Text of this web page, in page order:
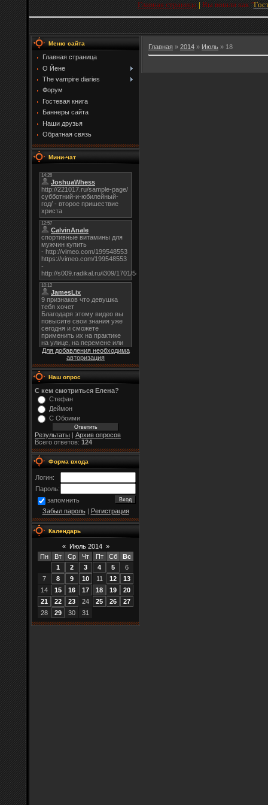
Главная страница | Вы вошли как "
Меню сайта
Главная страница
О Йене
The vampire diaries
Форум
Гостевая книга
Баннеры сайта
Наши друзья
Обратная связь
Мини-чат
Для добавления необходима
авторизация
Наш опрос
С кем смотриться Елена?
Стефан
Деймон
С Обоими
Результаты
Архив опросов
Всего ответов: 124
Форма входа
Логин:
Пароль:
запомнить
Забыл пароль| Регистрация
Календарь
« Июль 2014 »
Пн
Вт Ср Чт Пт Сб
Вс
1
2 3 4 5
6
7
8 9 10 11 12
13
14
15 16 17 18 19
20
21
22 23 24 25 26
27
28
29 30 31
Главная » 2014 » Июль » 18